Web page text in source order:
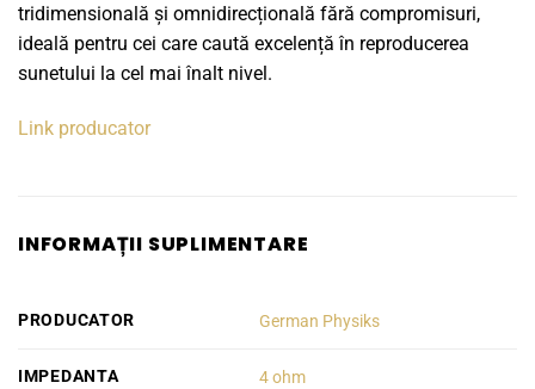
tridimensională și omnidirecțională fără compromisuri,
ideală pentru cei care caută excelență în reproducerea
sunetului la cel mai înalt nivel.
Link producator
INFORMAȚII SUPLIMENTARE
PRODUCATOR German Physiks
IMPEDANTA 4 ohm